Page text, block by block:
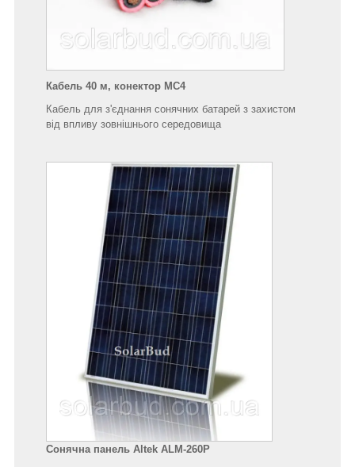
Кабель 40 м, конектор MC4
Кабель для з'єднання сонячних батарей з захистом
від впливу зовнішнього середовища
Сонячна панель Altek ALM-260Р